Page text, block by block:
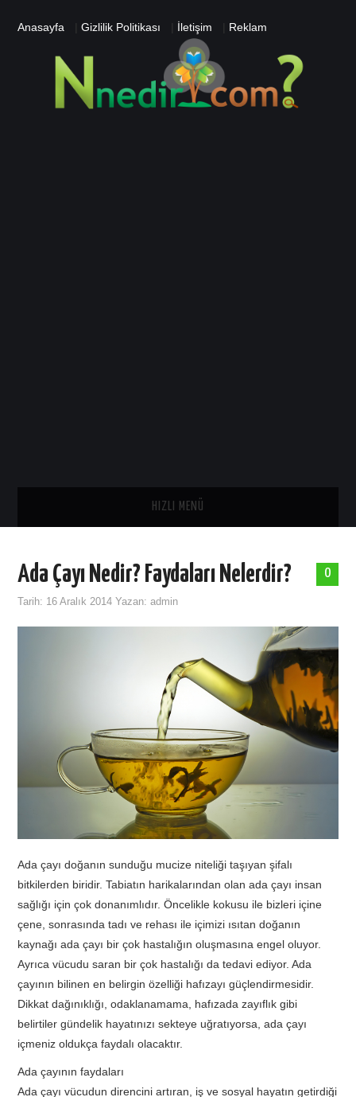
Anasayfa |Gizlilik Politikası İletişim Reklam
HIZLI MENÜ
SAĞLIK
GENEL
BIYOLOJI
REHBERLIK
0
Ada Çayı Nedir? Faydaları Nelerdir?
Tarih: 16 Aralık 2014 Yazan:admin
Ada çayı doğanın sunduğu mucize niteliği taşıyan şifalı
bitkilerden biridir. Tabiatın harikalarından olan ada çayı insan
sağlığı için çok donanımlıdır. Öncelikle kokusu ile bizleri içine
çene, sonrasında tadı ve rehası ile içimizi ısıtan doğanın
kaynağı ada çayı bir çok hastalığın oluşmasına engel oluyor.
Ayrıca vücudu saran bir çok hastalığı da tedavi ediyor. Ada
çayının bilinen en belirgin özelliği hafızayı güçlendirmesidir.
Dikkat dağınıklığı, odaklanamama, hafızada zayıflık gibi
belirtiler gündelik hayatınızı sekteye uğratıyorsa, ada çayı
içmeniz oldukça faydalı olacaktır.
Ada çayının faydaları
Ada çayı vücudun direncini artıran, iş ve sosyal hayatın getirdiği